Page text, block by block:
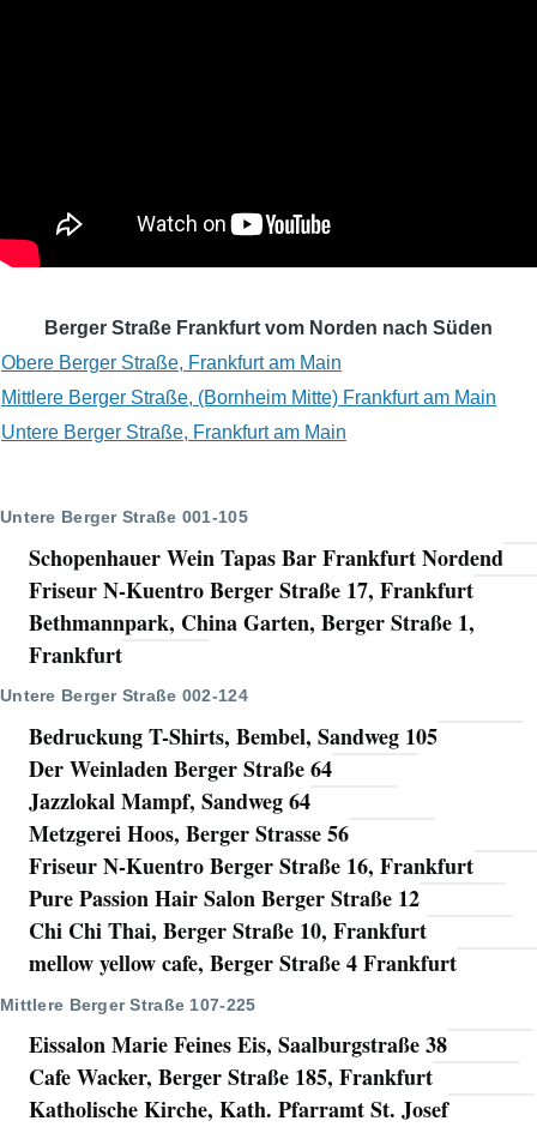
Berger Straße Frankfurt vom Norden nach Süden
Obere Berger Straße, Frankfurt am Main
Mittlere Berger Straße, (Bornheim Mitte) Frankfurt am Main
Untere Berger Straße, Frankfurt am Main
Untere Berger Straße 001-105
Schopenhauer Wein Tapas Bar Frankfurt Nordend
Friseur N-Kuentro Berger Straße 17, Frankfurt
Bethmannpark, China Garten, Berger Straße 1,
Frankfurt
Untere Berger Straße 002-124
Bedruckung T-Shirts, Bembel, Sandweg 105
Der Weinladen Berger Straße 64
Jazzlokal Mampf, Sandweg 64
Metzgerei Hoos, Berger Strasse 56
Friseur N-Kuentro Berger Straße 16, Frankfurt
Pure Passion Hair Salon Berger Straße 12
Chi Chi Thai, Berger Straße 10, Frankfurt
mellow yellow cafe, Berger Straße 4 Frankfurt
Mittlere Berger Straße 107-225
Eissalon Marie Feines Eis, Saalburgstraße 38
Cafe Wacker, Berger Straße 185, Frankfurt
Katholische Kirche, Kath. Pfarramt St. Josef